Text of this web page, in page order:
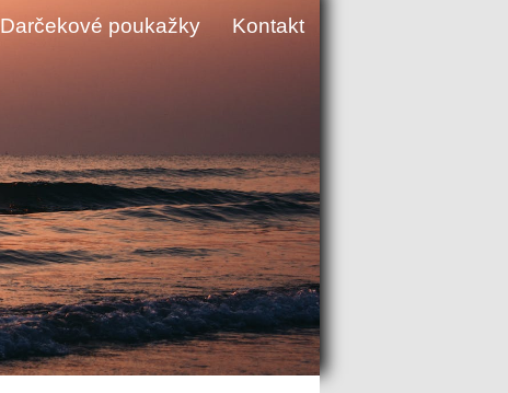
Darčekové poukažky Kontakt